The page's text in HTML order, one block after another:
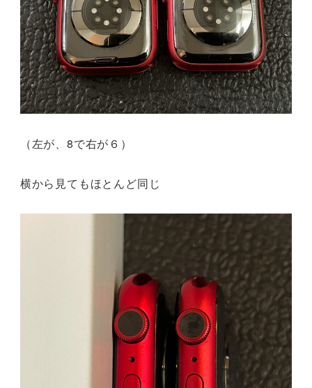
（左が、8で右が６）
横から見てもほとんど同じ